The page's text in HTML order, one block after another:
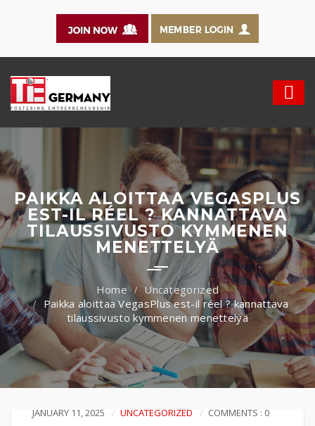
PAIKKA ALOITTAA VEGASPLUS
EST-IL RÉEL ? KANNATTAVA
TILAUSSIVUSTO KYMMENEN
MENETTELYÄ
Uncategorized
Paikka aloittaa VegasPlus est-il réel ? kannattava
tilaussivusto kymmenen menettelyä
JANUARY 11, 2025 UNCATEGORIZED COMMENTS : 0